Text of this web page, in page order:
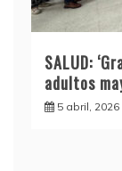
SALUD:
adultos
5 abril, 2026